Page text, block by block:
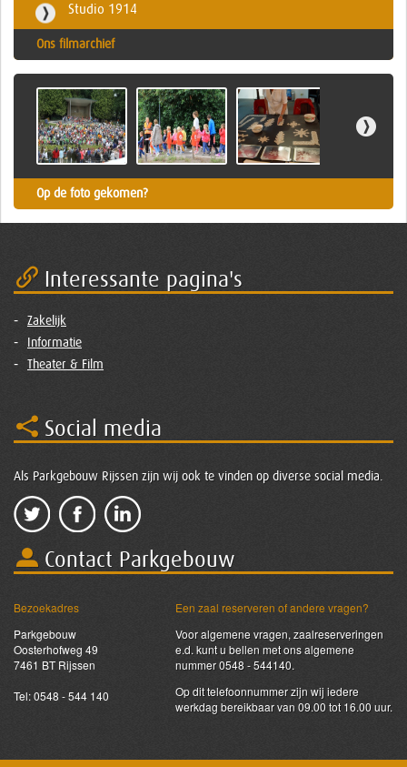
Studio 1914
Ons filmarchief
Op de foto gekomen?
Interessante pagina's
Zakelijk
Informatie
Theater & Film
Social media
Als Parkgebouw Rijssen zijn wij ook te vinden op diverse social media.
Contact Parkgebouw
Bezoekadres
Parkgebouw
Oosterhofweg 49
7461 BT Rijssen
Tel: 0548 - 544 140
Een zaal reserveren of andere vragen?
Voor algemene vragen, zaalreserveringen
e.d. kunt u bellen met ons algemene
nummer 0548 - 544140.
Op dit telefoonnummer zijn wij iedere
werkdag bereikbaar van 09.00 tot 16.00 uur.